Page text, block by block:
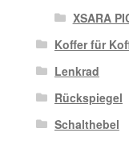
XSARA
Koffer für
Lenkrad
Rückspiegel
Schalthebel